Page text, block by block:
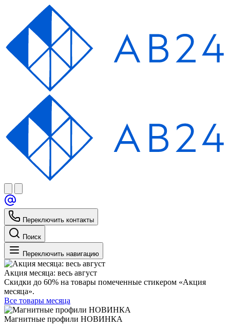
Переключить контакты
Поиск
Переключить навигацию
Акция месяца: весь август
Скидки до 60% на товары помеченные стикером «Акция
месяца».
Все товары месяца
Магнитные профили НОВИНКА